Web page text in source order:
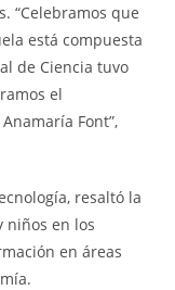
“Celebramos que
está compuesta
de Ciencia tuvo
el
Font”,
resaltó la
niños en los
en áreas